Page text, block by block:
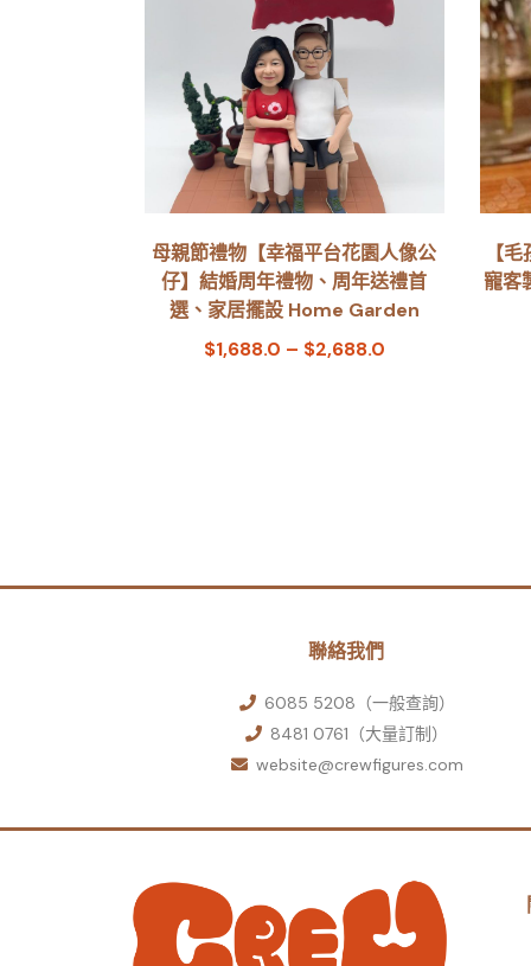
母親節禮物【幸福平台花園人像公
仔】結婚周年禮物、周年送禮首
選、家居擺設 Home Garden
$1,688.0 – $2,688.0
【
寵客
聯絡我們
6085 5208（一般查詢）
8481 0761（大量訂制）
website@crewfigures.com